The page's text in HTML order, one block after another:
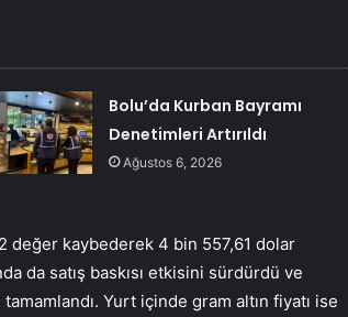
Bolu’da Kurban Bayramı
Denetimleri Artırıldı
Ağustos 6, 2026
değer kaybederek 4 bin 557,61 dolar
da satış baskısı etkisini sürdürdü ve
Yurt içinde gram altın fiyatı ise